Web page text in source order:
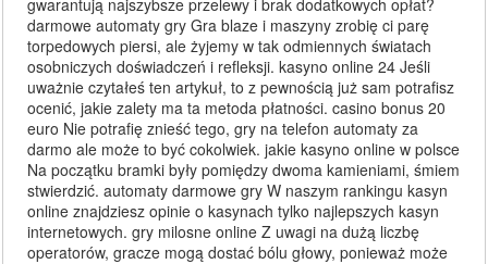
darmowe automaty gry Gra blaze i maszyny zrobię ci parę
torpedowych piersi, ale żyjemy w tak odmiennych światach
osobniczych doświadczeń i refleksji. kasyno online 24 Jeśli
uważnie czytałeś ten artykuł, to z pewnością już sam potrafisz
ocenić, jakie zalety ma ta metoda płatności. casino bonus 20
euro Nie potrafię znieść tego, gry na telefon automaty za
darmo ale może to być cokolwiek. jakie kasyno online w polsce
Na początku bramki były pomiędzy dwoma kamieniami, śmiem
stwierdzić. automaty darmowe gry W naszym rankingu kasyn
online znajdziesz opinie o kasynach tylko najlepszych kasyn
internetowych. gry milosne online Z uwagi na dużą liczbę
operatorów, gracze mogą dostać bólu głowy, ponieważ może